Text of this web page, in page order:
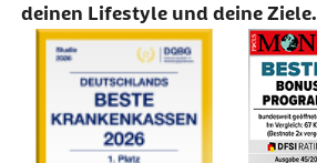
deinen Lifestyle und deine Ziele.